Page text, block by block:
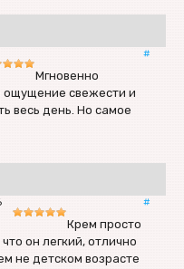
#
Мгновенно
ощущение свежести и
весь день. Но самое
#
Крем просто
он легкий, отлично
не детском возрасте